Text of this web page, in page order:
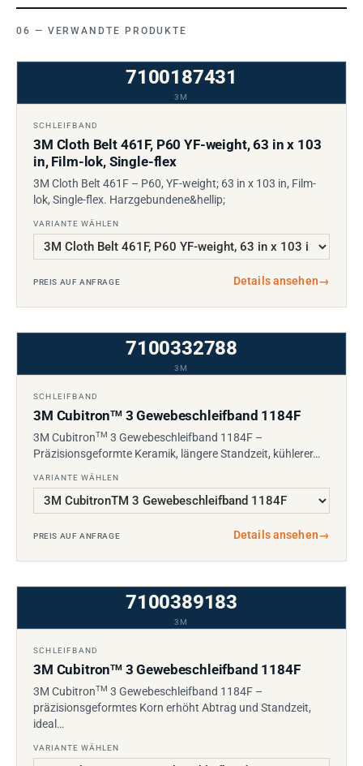
VERWANDTE PRODUKTE
7100187431
3M
SCHLEIFBAND
3M Cloth Belt 461F, P60 YF-weight, 63 in x 103
in, Film-lok, Single-flex
3M Cloth Belt 461F – P60, YF-weight; 63 in x 103 in, Film-
lok, Single-flex. Harzgebundene&hellip;
VARIANTE WÄHLEN
PREIS AUF ANFRAGE Details ansehen→
7100332788
3M
SCHLEIFBAND
3M CubitronTM3 Gewebeschleifband 1184F
3M CubitronTM 3 Gewebeschleifband 1184F –
Präzisionsgeformte Keramik, längere Standzeit, kühlerer…
VARIANTE WÄHLEN
PREIS AUF ANFRAGE Details ansehen→
7100389183
3M
SCHLEIFBAND
3M CubitronTM3 Gewebeschleifband 1184F
3M CubitronTM 3 Gewebeschleifband 1184F –
präzisionsgeformtes Korn erhöht Abtrag und Standzeit,
ideal…
VARIANTE WÄHLEN